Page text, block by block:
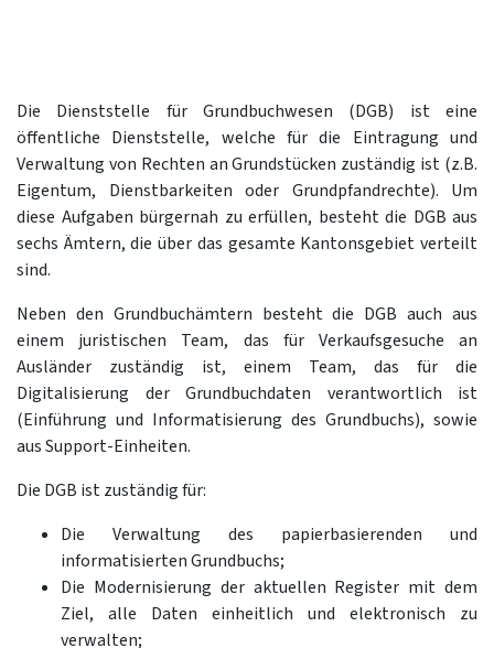
Die Dienststelle für Grundbuchwesen (DGB) ist eine
öffentliche Dienststelle, welche für die Eintragung und
Verwaltung von Rechten an Grundstücken zuständig ist (z.B.
Eigentum, Dienstbarkeiten oder Grundpfandrechte). Um
diese Aufgaben bürgernah zu erfüllen, besteht die DGB aus
sechs Ämtern, die über das gesamte Kantonsgebiet verteilt
sind.
Neben den Grundbuchämtern besteht die DGB auch aus
einem juristischen Team, das für Verkaufsgesuche an
Ausländer zuständig ist, einem Team, das für die
Digitalisierung der Grundbuchdaten verantwortlich ist
(Einführung und Informatisierung des Grundbuchs), sowie
aus Support-Einheiten.
Die DGB ist zuständig für:
Die Verwaltung des papierbasierenden und
informatisierten Grundbuchs;
Die Modernisierung der aktuellen Register mit dem
Ziel, alle Daten einheitlich und elektronisch zu
verwalten;